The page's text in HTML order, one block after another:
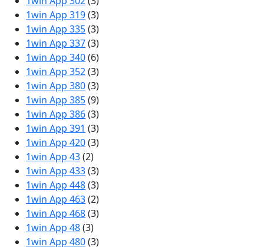
1win App 319(3)
1win App 335(3)
1win App 337(3)
1win App 340(6)
1win App 352(3)
1win App 380(3)
1win App 385(9)
1win App 386(3)
1win App 391 (3)
1win App 420(3)
1win App 43(2)
1win App 433(3)
1win App 448(3)
1win App 463(2)
1win App 468(3)
1win App 48(3)
1win App 480(3)